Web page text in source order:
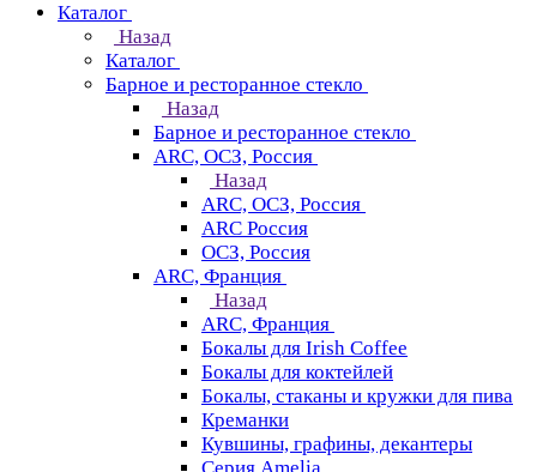
Каталог
Назад
Каталог
Барное и ресторанное стекло
Назад
Барное и ресторанное стекло
ARC, ОСЗ, Россия
Назад
ARC, ОСЗ, Россия
ARC Россия
ОСЗ, Россия
ARC, Франция
Назад
ARC, Франция
Бокалы для Irish Coffee
Бокалы для коктейлей
Бокалы, стаканы и кружки для пива
Креманки
Кувшины, графины, декантеры